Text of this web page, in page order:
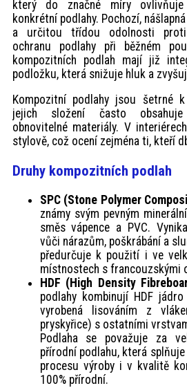
který do značné míry ovlivňuje
konkrétní podlahy. Pochozí,
a určitou třídou odolnosti proti
ochranu podlahy při běžném
kompozitních podlah mají již
podložku, která snižuje hluk a
Kompozitní podlahy jsou šetrné
jejich složení často obsahuje
obnovitelné materiály. V
stylově, což ocení zejména ti, kteří
Druhy kompozitních podlah
SPC (Stone Polymer
známy svým pevným
směs vápence a PVC.
vůči nárazům, poškrábání a
předurčuje k použití i ve
místnostech s francouzskými
HDF (High Density
podlahy kombinují HDF
vyrobená lisováním z
pryskyřice) s ostatními
Podlaha se považuje za
přírodní podlahu, která
procesu výroby i v kvalitě
100% přírodní.